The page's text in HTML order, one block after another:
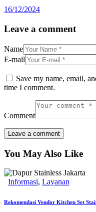
16/12/2024
Leave a comment
Name
E-mail
Save my name, email,
time I comment.
Comment
You May Also Like
Informasi, Layanan
Rekomendasi Vendor Kitchen Set